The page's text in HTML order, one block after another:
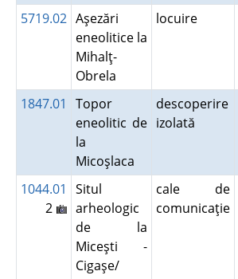
5719.02 Aşezări
eneolitice la
Mihalţ-
Obrela
locuire
1847.01
Topor
eneolitic de
la
Micoşlaca
descoperire
izolată
1044.01
2
Situl
arheologic
de la
Miceşti -
Cigaşe/
cale de
comunicaţie